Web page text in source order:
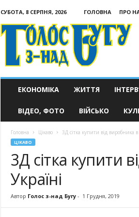
СУБОТА, 8 СЕРПНЯ, 2026 ГОЛОВНА
ПРО
Голос
з-
ЕКОНОМІКА ЖИТТЯ
ВІДЕО, ФОТО ВІЙСЬКО
Головна Цікаво 3Д сітка купити від виробника в
ЦІКАВО
3Д сітка купити
Україні
Автор Голос з-над Бугу- 1 Грудня, 2019